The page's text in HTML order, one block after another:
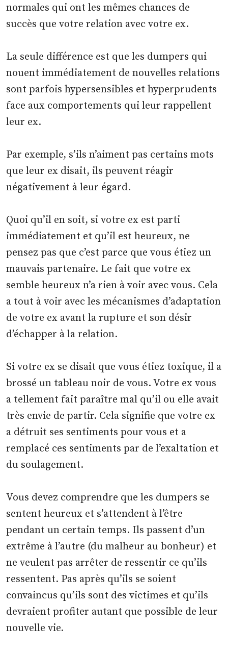
normales qui ont les mêmes chances de
succès que votre relation avec votre ex.
La seule différence est que les dumpers qui
nouent immédiatement de nouvelles relations
sont parfois hypersensibles et hyperprudents
face aux comportements qui leur rappellent
leur ex.
Par exemple, s’ils n’aiment pas certains mots
que leur ex disait, ils peuvent réagir
négativement à leur égard.
Quoi qu’il en soit, si votre ex est parti
immédiatement et qu’il est heureux, ne
pensez pas que c’est parce que vous étiez un
mauvais partenaire. Le fait que votre ex
semble heureux n’a rien à voir avec vous. Cela
a tout à voir avec les mécanismes d’adaptation
de votre ex avant la rupture et son désir
d’échapper à la relation.
Si votre ex se disait que vous étiez toxique, il a
brossé un tableau noir de vous. Votre ex vous
a tellement fait paraître mal qu’il ou elle avait
très envie de partir. Cela signifie que votre ex
a détruit ses sentiments pour vous et a
remplacé ces sentiments par de l’exaltation et
du soulagement.
Vous devez comprendre que les dumpers se
sentent heureux et s’attendent à l’être
pendant un certain temps. Ils passent d’un
extrême à l’autre (du malheur au bonheur) et
ne veulent pas arrêter de ressentir ce qu’ils
ressentent. Pas après qu’ils se soient
convaincus qu’ils sont des victimes et qu’ils
devraient profiter autant que possible de leur
nouvelle vie.